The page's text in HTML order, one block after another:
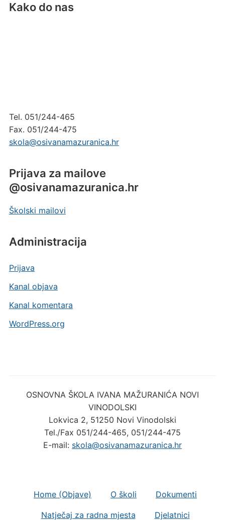
Kako do nas
Tel. 051/244-465
Fax. 051/244-475
skola@osivanamazuranica.hr
Prijava za mailove
@osivanamazuranica.hr
Školski mailovi
Administracija
Prijava
Kanal objava
Kanal komentara
WordPress.org
OSNOVNA ŠKOLA IVANA MAŽURANIĆA NOVI
VINODOLSKI
Lokvica 2, 51250 Novi Vinodolski
Tel./Fax 051/244-465, 051/244-475
E-mail: skola@osivanamazuranica.hr
Home (Objave) O školi Dokumenti
Natječaj za radna mjesta Djelatnici